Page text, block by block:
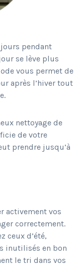
pendant
se lève plus
vous permet de
après l’hiver tout
nettoyage de
de votre
prendre jusqu’à
activement vos
correctement.
ceux d’été,
inutilisés en bon
le tri dans vos